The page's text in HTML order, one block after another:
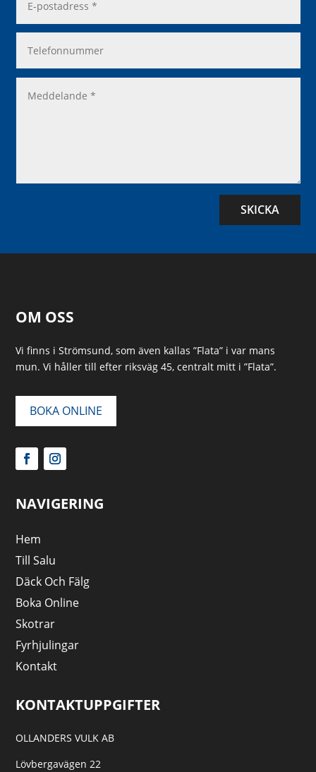
SKICKA
OM OSS
Vi finns i Strömsund, som även kallas ”Flata” i var mans
mun. Vi håller till efter riksväg 45, centralt mitt i ”Flata”.
BOKA ONLINE
NAVIGERING
Hem
Till Salu
Däck Och Fälg
Boka Online
Skotrar
Fyrhjulingar
Kontakt
KONTAKTUPPGIFTER
OLLANDERS VULK AB
Lövbergavägen 22